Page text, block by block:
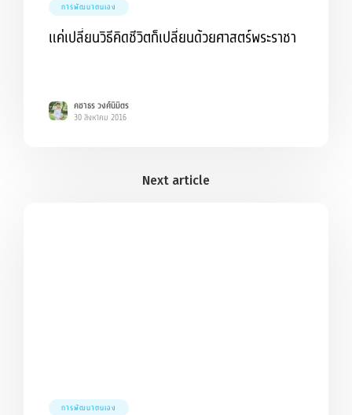
การพัฒนาตนเอง
แค่เปลี่ยนวิธีคิดชีวิตก็เปลี่ยนด้วยศาสตร์พระราชา
คชาธร วงศ์นิมิตร
30 สิงหาคม 2016
การพัฒนาตนเอง